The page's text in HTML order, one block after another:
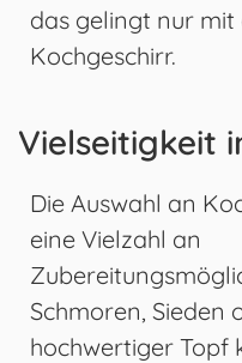
das gelingt nur mit
Kochgeschirr.
Vielseitigkeit
Die Auswahl an
eine Vielzahl an
Schmoren, Sieden
hochwertiger Topf